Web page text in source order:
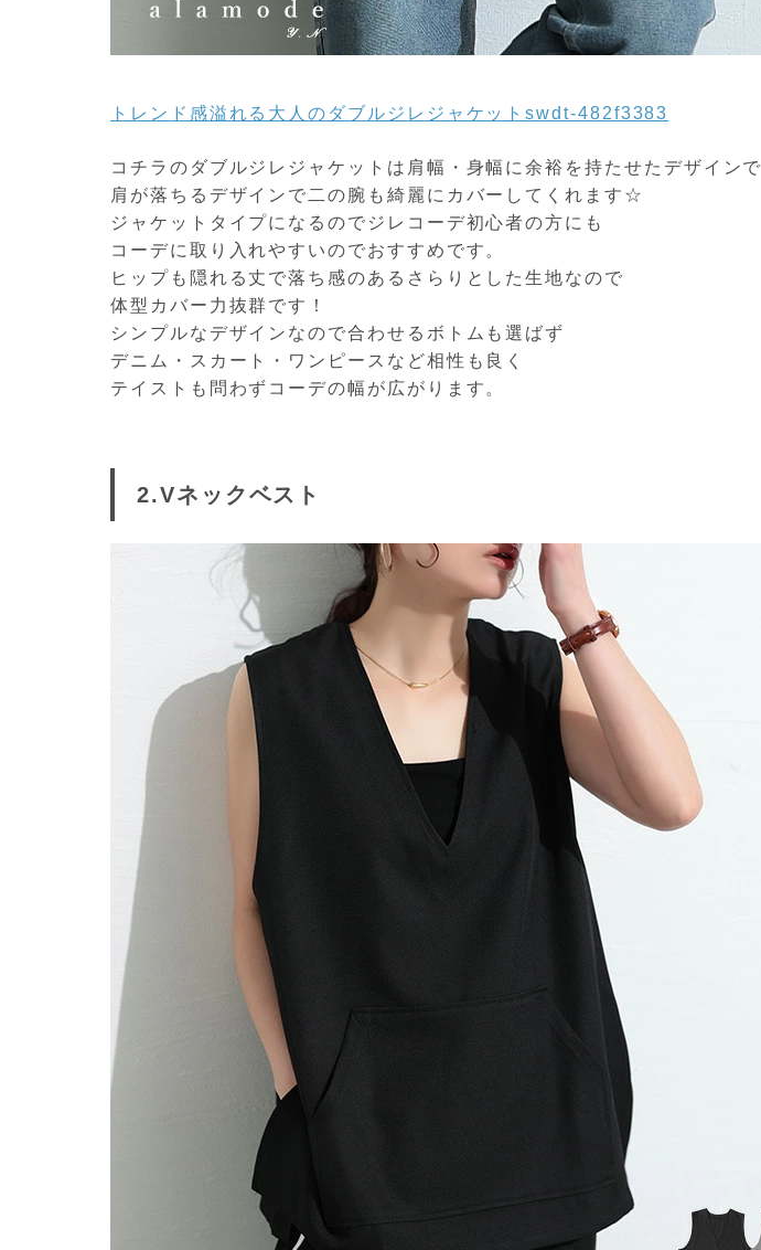
トレンド感溢れる大人のダブルジレジャケットswdt-482f3383
コチラのダブルジレジャケットは肩幅・身幅に余裕を持たせたデザインで
肩が落ちるデザインで二の腕も綺麗にカバーしてくれます☆
ジャケットタイプになるのでジレコーデ初心者の方にも
コーデに取り入れやすいのでおすすめです。
ヒップも隠れる丈で落ち感のあるさらりとした生地なので
体型カバー力抜群です！
シンプルなデザインなので合わせるボトムも選ばず
デニム・スカート・ワンピースなど相性も良く
テイストも問わずコーデの幅が広がります。
2.Vネックベスト